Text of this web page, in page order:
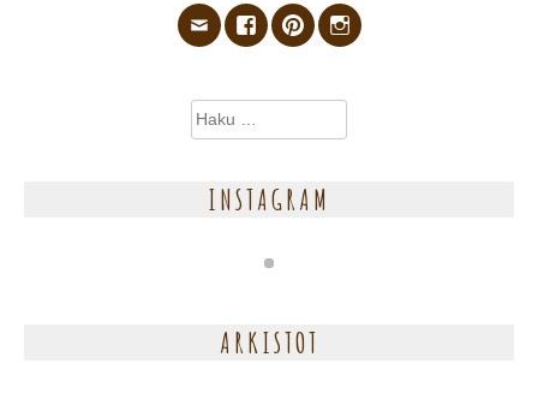
Haku:
INSTAGRAM
ARKISTOT